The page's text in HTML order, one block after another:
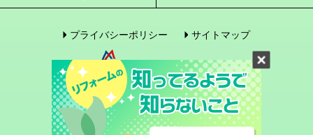
プライバシーポリシー サイトマップ
© 2005-2017 enegene Co., Ltd. All Rights Reserved.